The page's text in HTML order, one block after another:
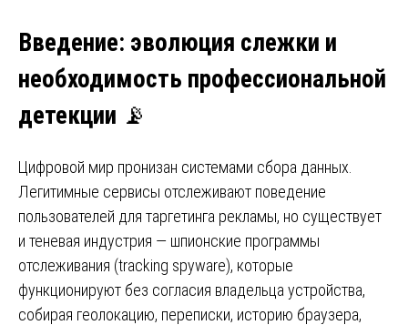
Введение: эволюция слежки и
необходимость профессиональной
детекции 📡
Цифровой мир пронизан системами сбора данных.
Легитимные сервисы отслеживают поведение
пользователей для таргетинга рекламы, но существует
и теневая индустрия — шпионские программы
отслеживания (tracking spyware), которые
функционируют без согласия владельца устройства,
собирая геолокацию, переписки, историю браузера,